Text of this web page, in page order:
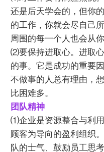
还是后天学会的，但你
的工作，你就会尽自己
周围的每一个人也会从
⑵要保持进取心。进取
的事。它是成功的重要
不做事的人总有理由，
比困难多。
团队精神
⑴企业是资源整合与利
顾客为导向的盈利组织
队的士气、鼓励员工思